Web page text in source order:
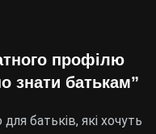
профілю
знати батькам”
батьків, які хочуть